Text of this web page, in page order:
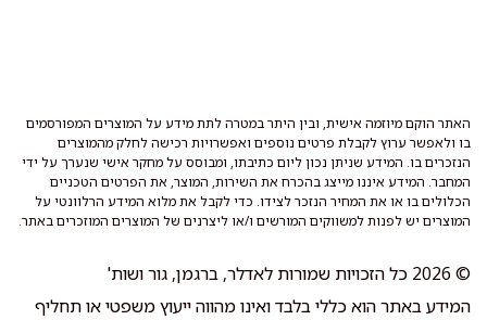
האתר הוקם מיוזמה אישית, ובין היתר במטרה לתת מידע על המוצרים המפורסמים
בו ולאפשר ערוץ לקבלת פרטים נוספים ואפשרויות רכישה לחלק מהמוצרים
הנזכרים בו. המידע שניתן נכון ליום כתיבתו, ומבוסס על מחקר אישי שנערך על ידי
המחבר. המידע איננו מייצג בהכרח את השירות, המוצר, את הפרטים הטכניים
הכלולים בו או את המחיר הנזכר לצידו. כדי לקבל את מלוא המידע הרלוונטי על
המוצרים יש לפנות למשווקים המורשים ו/או ליצרנים של המוצרים המוזכרים באתר.
© 2026 כל הזכויות שמורות לאדלר, ברגמן, גור ושות'
המידע באתר הוא כללי בלבד ואינו מהווה ייעוץ משפטי או תחליף